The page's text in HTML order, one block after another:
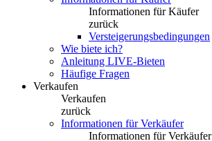
Informationen für Käufer
zurück
Versteigerungsbedingungen
Wie biete ich?
Anleitung LIVE-Bieten
Häufige Fragen
Verkaufen
Verkaufen
zurück
Informationen für Verkäufer
Informationen für Verkäufer